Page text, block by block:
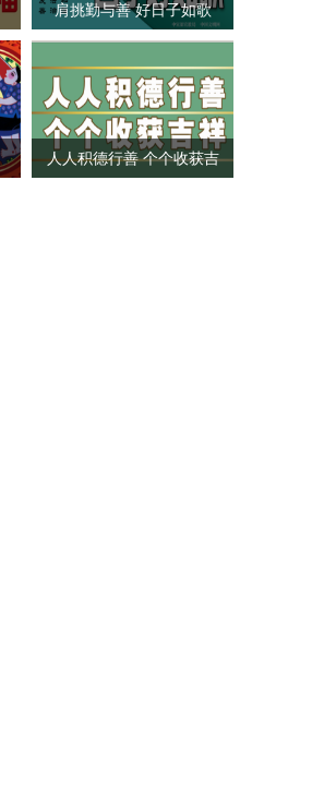
肩挑勤与善 好日子如歌
人人积德行善 个个收获吉